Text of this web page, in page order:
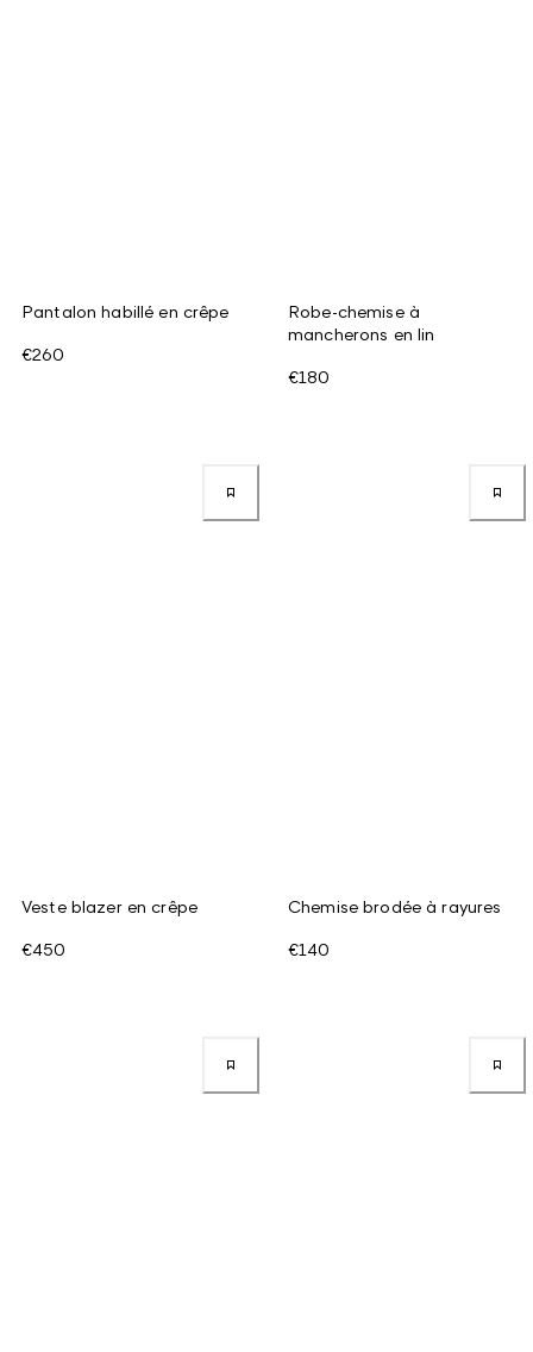
Pantalon habillé en crêpe
€260
Robe-chemise à
mancherons en lin
€180
Veste blazer en crêpe
€450
Chemise brodée à rayures
€140